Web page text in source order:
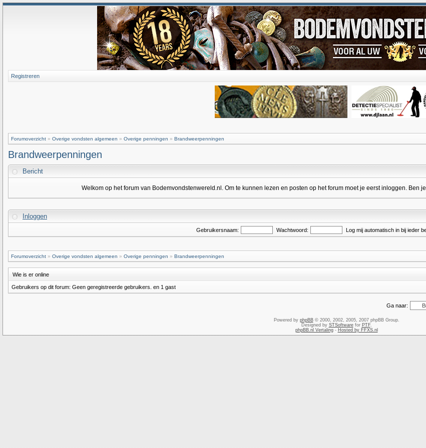
Registreren
Forumoverzicht » Overige vondsten algemeen » Overige penningen » Brandweerpenningen
Brandweerpenningen
Bericht
Welkom op het forum van Bodemvondstenwereld.nl. Om te kunnen lezen en posten op het forum moet je eerst inloggen. Ben
Inloggen
Gebruikersnaam: Wachtwoord: Log mij automatisch in bij ieder
Forumoverzicht » Overige vondsten algemeen » Overige penningen » Brandweerpenningen
Wie is er online
Gebruikers op dit forum: Geen geregistreerde gebruikers. en 1 gast
Ga naar:
Powered by phpBB© 2000, 2002, 2005, 2007 phpBB Group.
Designed by STSoftwarefor PTF.
phpBB.nl Vertaling- Hosted by FFXS.nl